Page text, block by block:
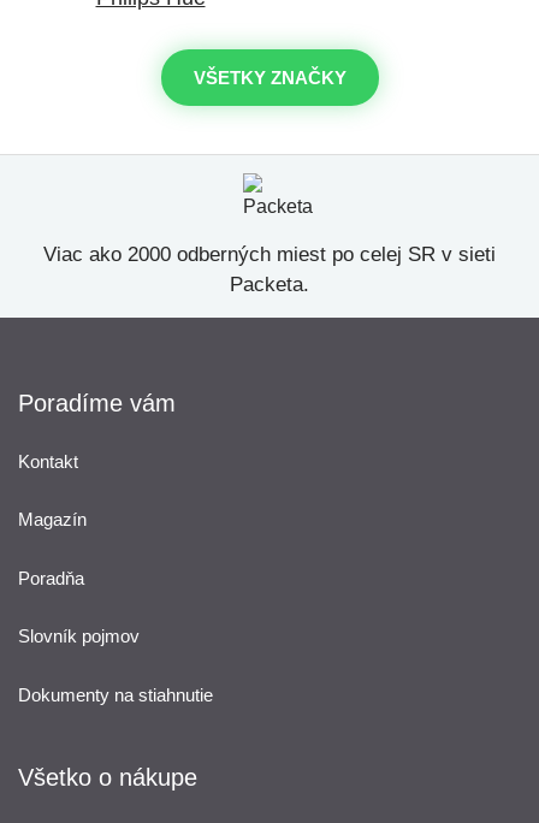
VŠETKY ZNAČKY
Viac ako 2000 odberných miest po celej SR v sieti
Packeta.
Poradíme vám
Kontakt
Magazín
Poradňa
Slovník pojmov
Dokumenty na stiahnutie
Všetko o nákupe